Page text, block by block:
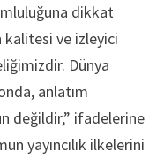
dikkat
kalitesi ve izleyici
Dünya
anlatım
değildir,” ifadelerine
yayıncılık ilkelerini